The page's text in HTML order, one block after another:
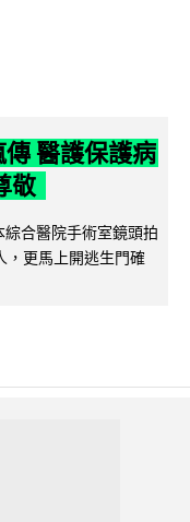
醫護保護病
敬
合醫院手術室鏡頭拍
，更馬上開逃生門確